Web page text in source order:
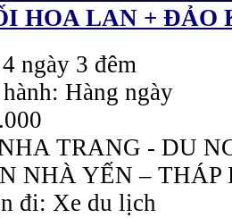
HOA LAN + ĐẢO
ngày 3 đêm
Hàng ngày
TRANG - DU
NHÀ YẾN – THÁP
đi: Xe du lịch